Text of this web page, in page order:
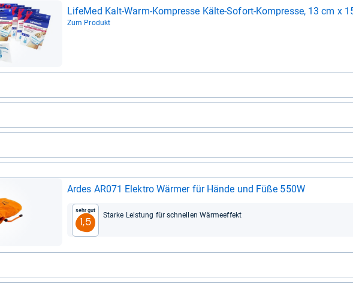
Life­Med Kalt-​Warm-​Kom­presse Kälte-​Sofort-​Kom­presse, 13 cm x
Zum Produkt
Ardes AR071 Elek­tro Wär­mer für Hände und Füße 550W
Sehr gut
1,5
Starke Leis­tung für schnel­len Wär­me­ef­fekt